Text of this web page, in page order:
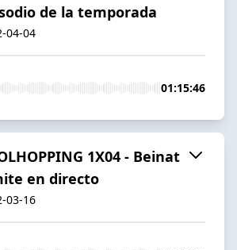
de la temporada
04-04
01:15:46
1X04 - Beinat
en directo
03-16